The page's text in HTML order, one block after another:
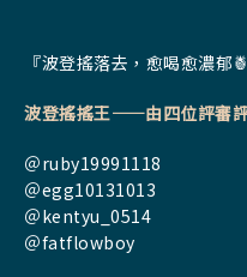
『波登搖落去，愈喝愈濃郁
波登搖搖王——由四位評審
＠ruby19991118
＠egg10131013
＠kentyu_0514
＠fatflowboy